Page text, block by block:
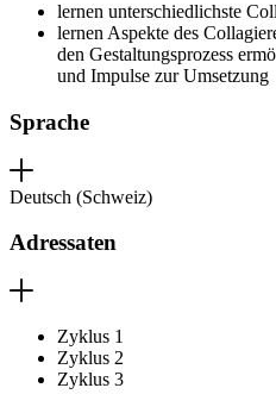
lernen unterschiedlichste
lernen Aspekte des
den Gestaltungsprozess
und Impulse zur Umsetzung
Sprache
Deutsch (Schweiz)
Adressaten
Zyklus 1
Zyklus 2
Zyklus 3